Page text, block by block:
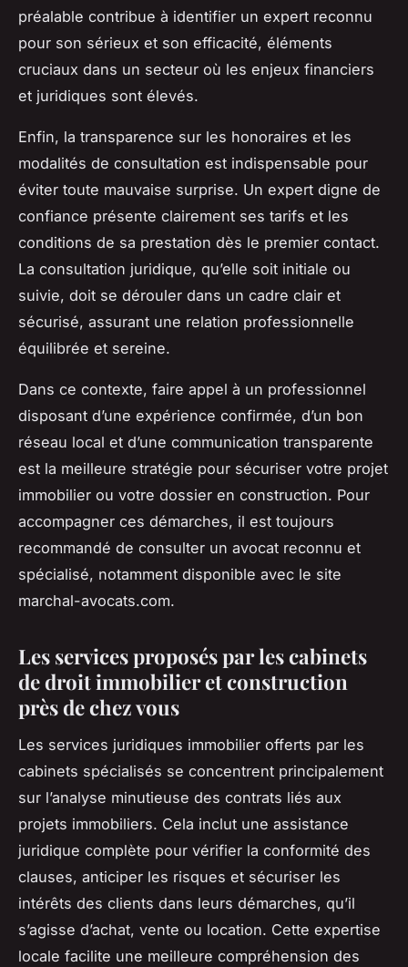
préalable contribue à identifier un expert reconnu
pour son sérieux et son efficacité, éléments
cruciaux dans un secteur où les enjeux financiers
et juridiques sont élevés.
Enfin, la transparence sur les honoraires et les
modalités de consultation est indispensable pour
éviter toute mauvaise surprise. Un expert digne de
confiance présente clairement ses tarifs et les
conditions de sa prestation dès le premier contact.
La consultation juridique, qu’elle soit initiale ou
suivie, doit se dérouler dans un cadre clair et
sécurisé, assurant une relation professionnelle
équilibrée et sereine.
Dans ce contexte, faire appel à un professionnel
disposant d’une expérience confirmée, d’un bon
réseau local et d’une communication transparente
est la meilleure stratégie pour sécuriser votre projet
immobilier ou votre dossier en construction. Pour
accompagner ces démarches, il est toujours
recommandé de consulter un avocat reconnu et
spécialisé, notamment disponible avec le site
marchal-avocats.com.
Les services proposés par les cabinets
de droit immobilier et construction
près de chez vous
Les services juridiques immobilier offerts par les
cabinets spécialisés se concentrent principalement
sur l’analyse minutieuse des contrats liés aux
projets immobiliers. Cela inclut une assistance
juridique complète pour vérifier la conformité des
clauses, anticiper les risques et sécuriser les
intérêts des clients dans leurs démarches, qu’il
s’agisse d’achat, vente ou location. Cette expertise
locale facilite une meilleure compréhension des